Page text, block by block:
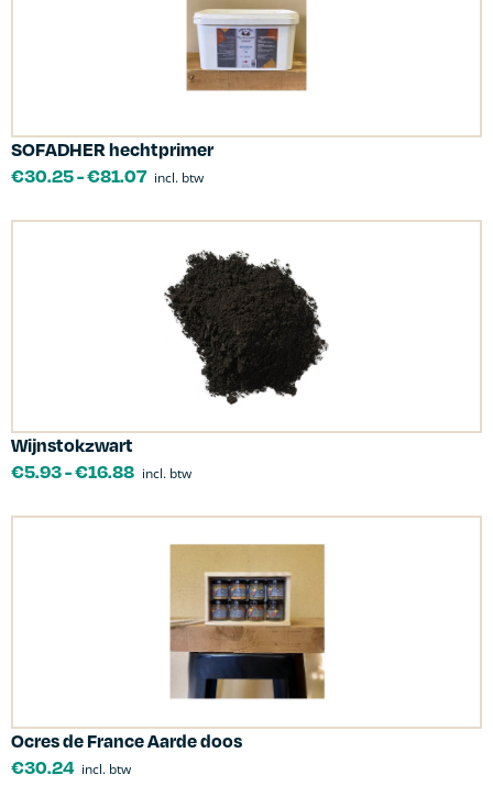
SOFADHER hechtprimer
€30.25-€81.07 incl. btw
Wijnstokzwart
€5.93-€16.88 incl. btw
Ocres de France Aarde doos
€30.24 incl. btw